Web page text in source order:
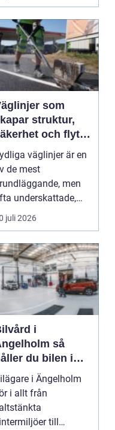
som
struktur,
och flyt i
väglinjer är en
de mest
men
underskattade,
i trafikmiljön.
De...
juli 2026
i
så
du bilen i
året runt
i Ängelholm
i allt från
till